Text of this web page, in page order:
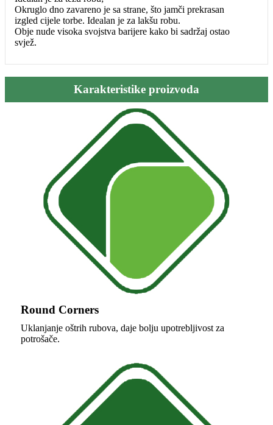
Okruglo dno zavareno je sa strane, što jamči prekrasan
izgled cijele torbe. Idealan je za lakšu robu.
Obje nude visoka svojstva barijere kako bi sadržaj ostao
svjež.
Karakteristike proizvoda
Round Corners
Uklanjanje oštrih rubova, daje bolju upotrebljivost za
potrošače.